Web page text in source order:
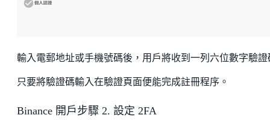
輸入電郵地址或手機號碼後，用戶將收到一列六位數字驗證
只要將驗證碼輸入在驗證頁面便能完成註冊程序。
Binance 開戶步驟 2. 設定 2FA